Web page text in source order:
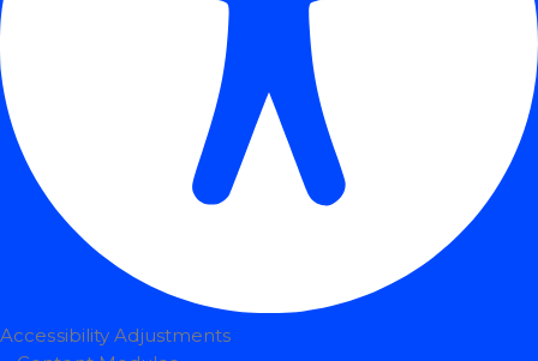
Accessibility Adjustments